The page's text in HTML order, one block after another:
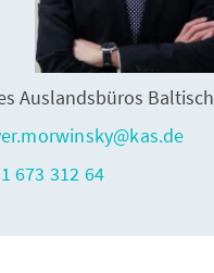
Auslandsbüros
673 312 64